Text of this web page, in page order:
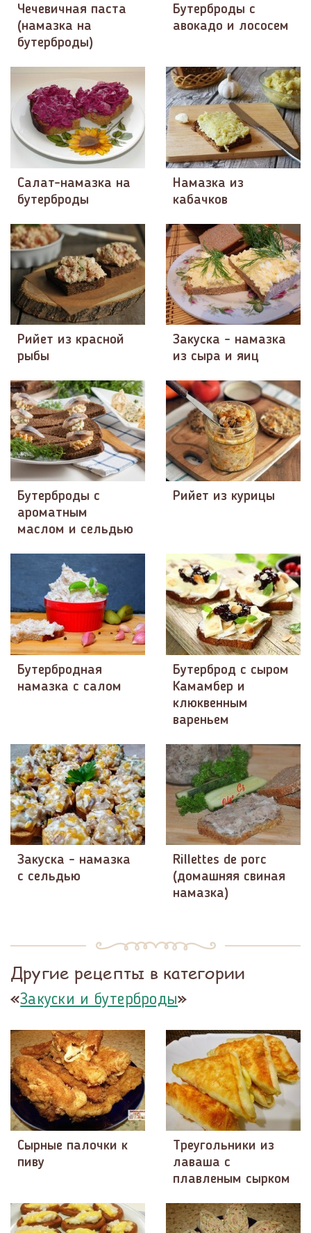
Чечевичная паста
(намазка на
бутерброды)
Бутерброды с
авокадо и лососем
Салат-намазка на
бутерброды
Намазка из
кабачков
Рийет из красной
рыбы
Закуска - намазка
из сыра и яиц
Бутерброды с
ароматным
маслом и сельдью
Рийет из курицы
Бутербродная
намазка с салом
Бутерброд с сыром
Камамбер и
клюквенным
вареньем
Закуска - намазка
с сельдью
Rillettes de porc
(домашняя свиная
намазка)
Другие рецепты в категории
«Закуски и бутерброды»
Сырные палочки к
пиву
Треугольники из
лаваша с
плавленым сырком